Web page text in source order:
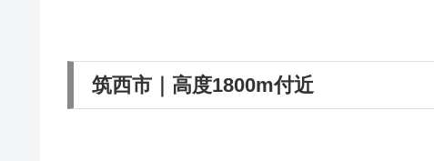
筑西市｜高度1800m付近